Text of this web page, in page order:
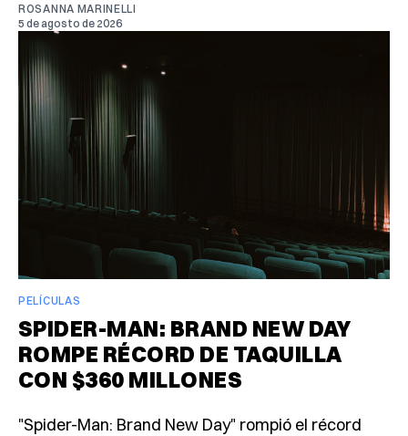
ROSANNA MARINELLI
5 de agosto de 2026
PELÍCULAS
SPIDER-MAN: BRAND NEW DAY
ROMPE RÉCORD DE TAQUILLA
CON $360 MILLONES
"Spider-Man: Brand New Day" rompió el récord